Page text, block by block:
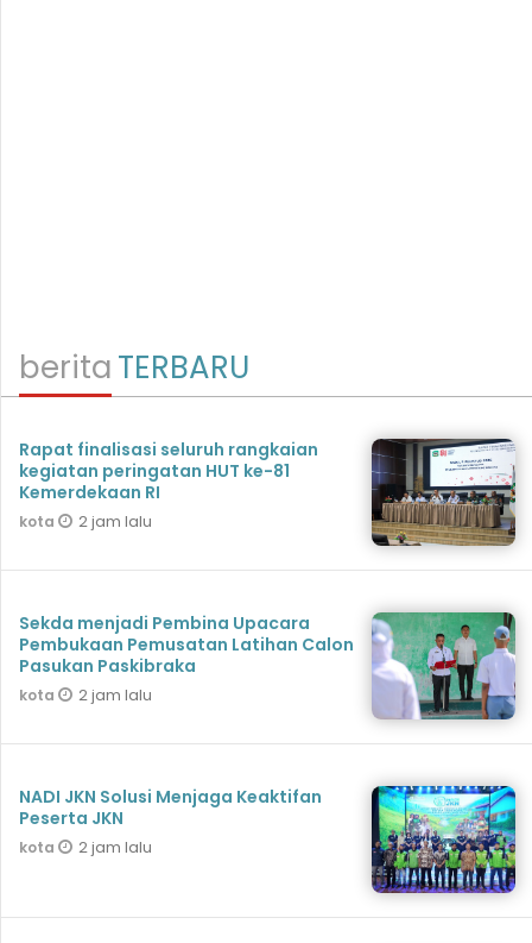
beritaTERBARU
Rapat finalisasi seluruh rangkaian
kegiatan peringatan HUT ke-81
Kemerdekaan RI
kota 2 jam lalu
Sekda menjadi Pembina Upacara
Pembukaan Pemusatan Latihan Calon
Pasukan Paskibraka
kota 2 jam lalu
NADI JKN Solusi Menjaga Keaktifan
Peserta JKN
kota 2 jam lalu